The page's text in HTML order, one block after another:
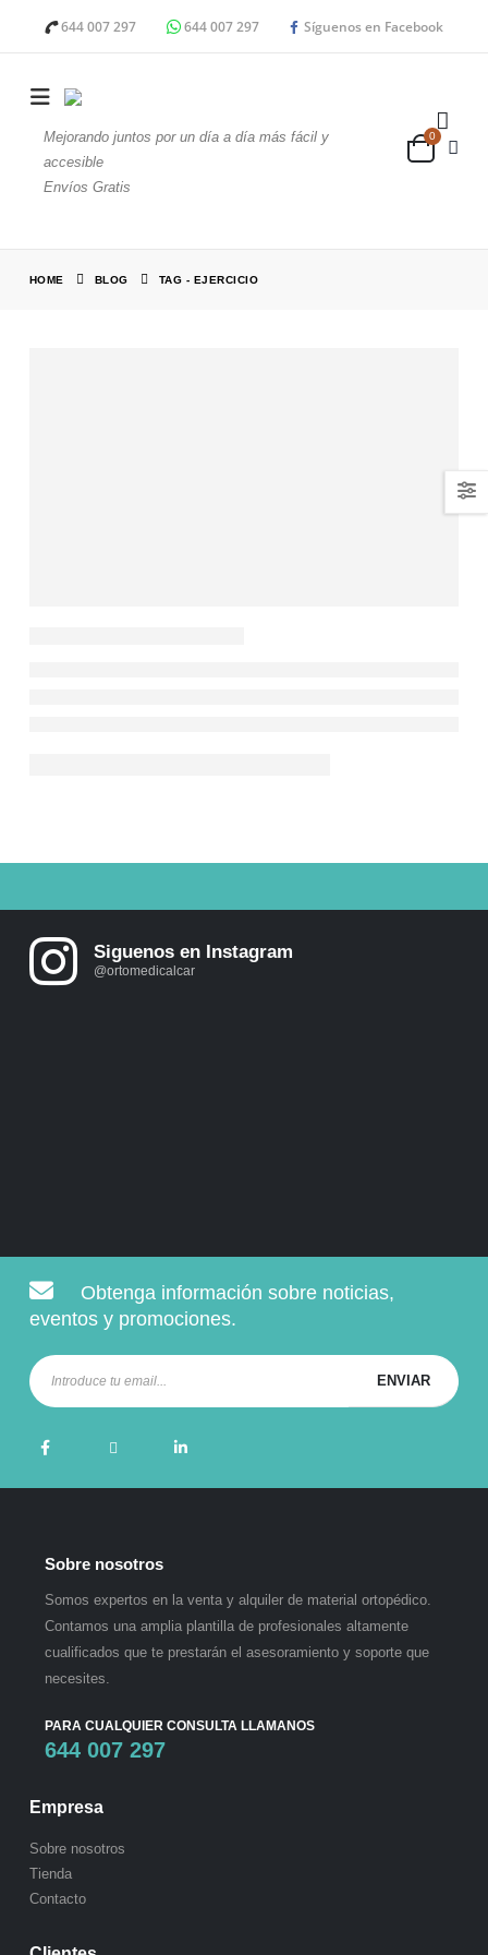
644 007 297 644 007 297 Síguenos en Facebook
Mejorando juntos por un día a día más fácil y
accesible
Envíos Gratis
0
HOME BLOG TAG - EJERCICIO
Siguenos en Instagram
@ortomedicalcar
Obtenga información sobre noticias,
eventos y promociones.
Sobre nosotros
Somos expertos en la venta y alquiler de material ortopédico.
Contamos una amplia plantilla de profesionales altamente
cualificados que te prestarán el asesoramiento y soporte que
necesites.
PARA CUALQUIER CONSULTA LLAMANOS
644 007 297
Empresa
Sobre nosotros
Tienda
Contacto